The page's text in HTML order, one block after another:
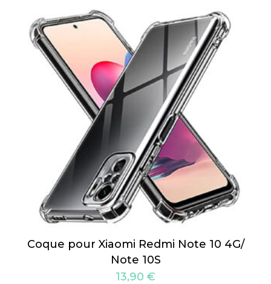
Coque pour Xiaomi Redmi Note 10 4G/
Note 10S
13,90 €